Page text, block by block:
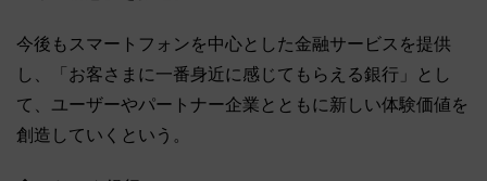
今後もスマートフォンを中心とした金融サービスを提供
し、「お客さまに一番身近に感じてもらえる銀行」とし
て、ユーザーやパートナー企業とともに新しい体験価値を
創造していくという。